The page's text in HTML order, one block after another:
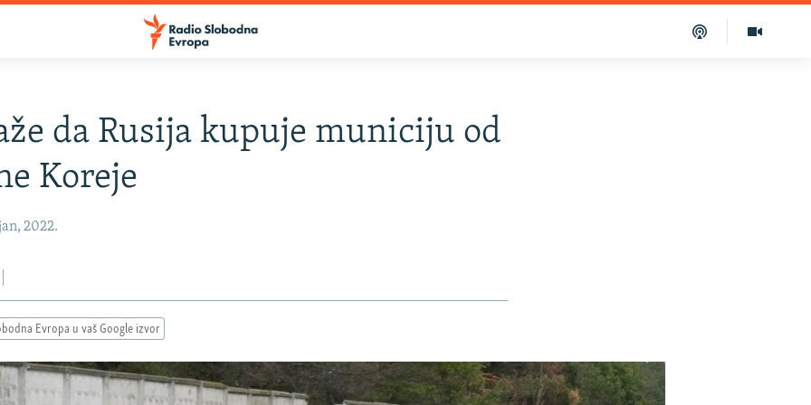
da Rusija kupuje municiju od
Koreje
2022.
Evropa u vaš Google izvor